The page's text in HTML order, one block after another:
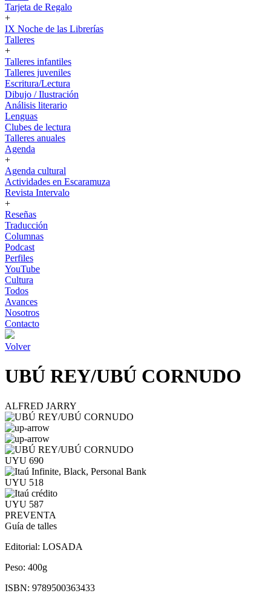
Tarjeta de Regalo
+
IX Noche de las Librerías
Talleres
+
Talleres infantiles
Talleres juveniles
Escritura/Lectura
Dibujo / Ilustración
Análisis literario
Lenguas
Clubes de lectura
Talleres anuales
Agenda
+
Agenda cultural
Actividades en Escaramuza
Revista Intervalo
+
Reseñas
Traducción
Columnas
Podcast
Perfiles
YouTube
Cultura
Todos
Avances
Nosotros
Contacto
Volver
UBÚ REY/UBÚ CORNUDO
ALFRED JARRY
UYU 690
UYU 518
UYU 587
PREVENTA
Guía de talles
Editorial: LOSADA
Peso: 400g
ISBN: 9789500363433